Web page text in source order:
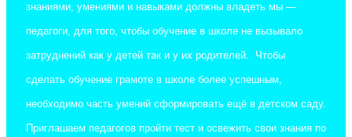
знаниями, умениями и навыками должны владеть мы —
педагоги, для того, чтобы обучение в школе не вызывало
затруднений как у детей так и у их родителей. Чтобы
сделать обучение грамоте в школе более успешным,
необходимо часть умений сформировать ещё в детском саду.
Приглашаем педагогов пройти тест и освежить свои знания по